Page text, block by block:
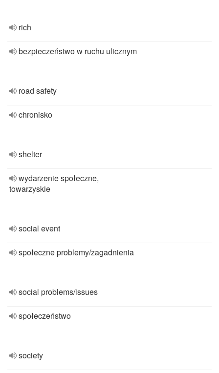
rich
bezpieczeństwo w ruchu ulicznym
road safety
chronisko
shelter
wydarzenie społeczne,
towarzyskie
social event
społeczne problemy/zagadnienia
social problems/issues
społeczeństwo
society